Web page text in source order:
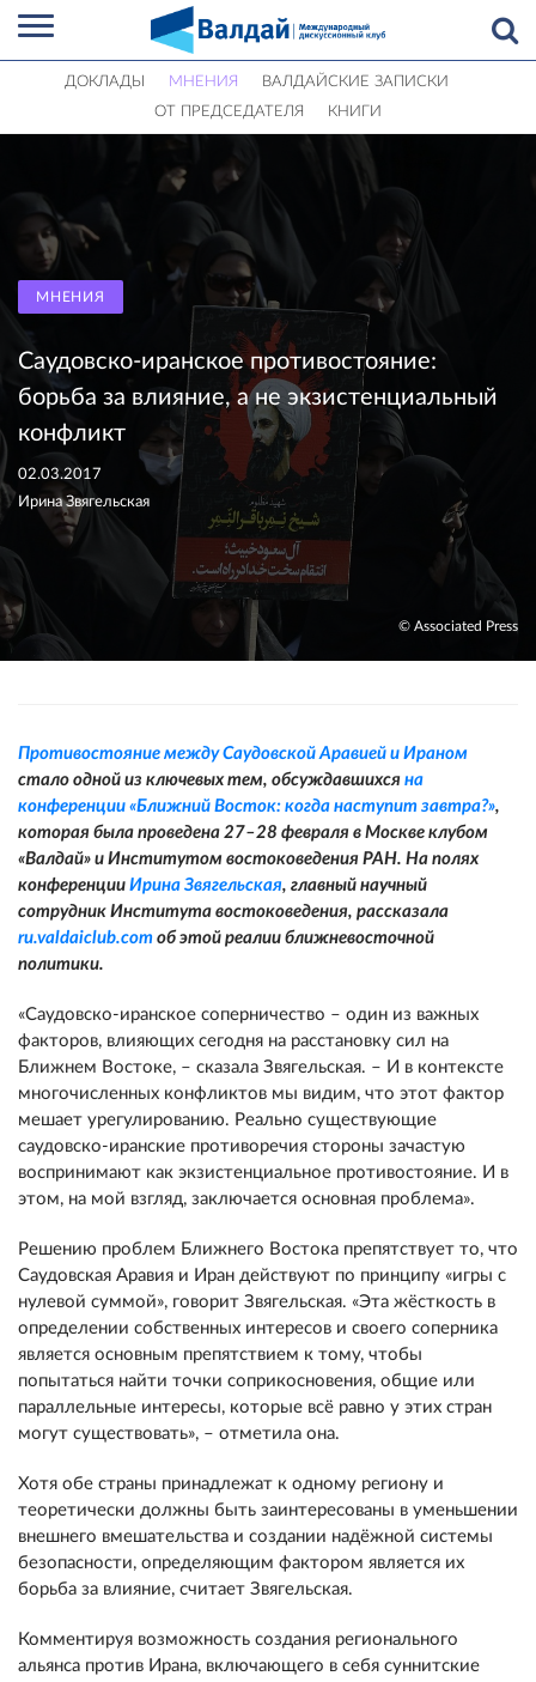
ДОКЛАДЫ МНЕНИЯ
ВАЛДАЙСКИЕ ЗАПИСКИ
ОТ ПРЕДСЕДАТЕЛЯ
КНИГИ
МНЕНИЯ
Саудовско-иранское противостояние:
борьба за влияние, а не экзистенциальный
конфликт
02.03.2017
Ирина Звягельская
© Associated Press
Противостояние между Саудовской Аравией и Ираном
стало одной из ключевых тем, обсуждавшихся на
конференции «Ближний Восток: когда наступит завтра?»,
которая была проведена 27–28 февраля в Москве клубом
«Валдай» и Институтом востоковедения РАН. На полях
конференции Ирина Звягельская, главный научный
сотрудник Института востоковедения, рассказала
ru.valdaiclub.com об этой реалии ближневосточной
политики.
«Саудовско-иранское соперничество – один из важных
факторов, влияющих сегодня на расстановку сил на
Ближнем Востоке, – сказала Звягельская. – И в контексте
многочисленных конфликтов мы видим, что этот фактор
мешает урегулированию. Реально существующие
саудовско-иранские противоречия стороны зачастую
воспринимают как экзистенциальное противостояние. И в
этом, на мой взгляд, заключается основная проблема».
Решению проблем Ближнего Востока препятствует то, что
Саудовская Аравия и Иран действуют по принципу «игры с
нулевой суммой», говорит Звягельская. «Эта жёсткость в
определении собственных интересов и своего соперника
является основным препятствием к тому, чтобы
попытаться найти точки соприкосновения, общие или
параллельные интересы, которые всё равно у этих стран
могут существовать», – отметила она.
Хотя обе страны принадлежат к одному региону и
теоретически должны быть заинтересованы в уменьшении
внешнего вмешательства и создании надёжной системы
безопасности, определяющим фактором является их
борьба за влияние, считает Звягельская.
Комментируя возможность создания регионального
альянса против Ирана, включающего в себя суннитские